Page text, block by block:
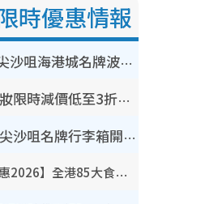
時優惠情報
開倉優惠 | 尖沙咀海港城名牌波鞋開倉低至1折！On鞋$899起／Joy&Peace鞋履$98起
CHANEL美妝限時減價低至3折！人氣粉底/唇膏/精華液低至$275！COCO香水都有平
開倉優惠｜尖沙咀名牌行李箱開倉低至4折！一連5日 American Tourister/ace./Hallmark $200起！
【8月生日優惠2026】全港85大食買玩著數攻略 自助餐/火鍋放題同行免費＋誠品/DONKI送現金券